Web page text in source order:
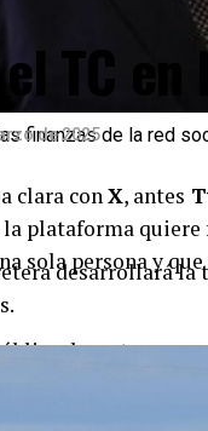
finanzas de la red
clara conX, antes
plataforma
sola persona y
durante una
TC en
de 2025
desarrollará la